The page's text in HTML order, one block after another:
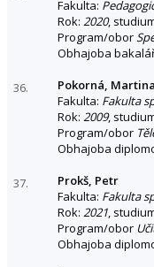
Fakulta:
Rok: 2020,
Program/obor
Obhajoba
36.
Pokorná, Martina
Fakulta: Fakulta
Rok: 2009,
Program/obor
Obhajoba
37.
Prokš, Petr
Fakulta: Fakulta
Rok: 2021,
Program/obor
Obhajoba